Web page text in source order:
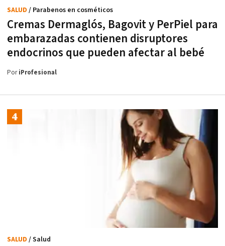
Cremas Dermaglós, Bagovit y PerPiel para
embarazadas contienen disruptores
endocrinos que pueden afectar al bebé
SALUD / Parabenos en cosméticos
PoriProfesional
SALUD / Salud